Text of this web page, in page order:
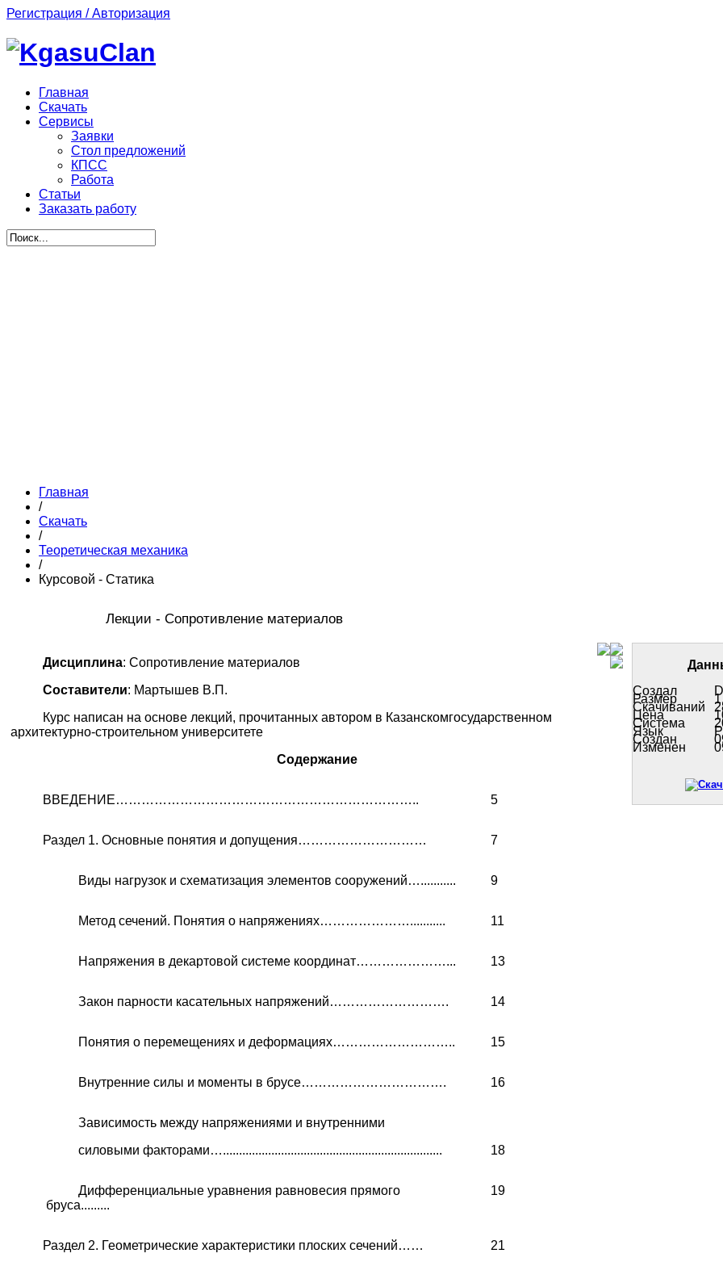
Регистрация / Авторизация
Главная
Скачать
Сервисы
Заявки
Стол предложений
КПСС
Работа
Статьи
Заказать работу
Главная
/
Скачать
/
Теоретическая механика
/
Курсовой - Статика
Лекции - Сопротивление материалов
Дисциплина: Сопротивление материалов
Составители: Мартышев В.П.
Курс написан на основе лекций, прочитанных автором в Казанскомгосударственном
архитектурно-строительном университете
Содержание
ВВЕДЕНИЕ…………………………………………………………….. 5
Раздел 1. Основные понятия и допущения………………………… 7
Виды нагрузок и схематизация элементов сооружений…........... 9
Метод сечений. Понятия о напряжениях…………………........... 11
Напряжения в декартовой системе координат…………………... 13
Закон парности касательных напряжений………………………. 14
Понятия о перемещениях и деформациях……………………….. 15
Внутренние силы и моменты в брусе……………………………. 16
Зависимость между напряжениями и внутренними
силовыми факторами…....................................................................
18
Дифференциальные уравнения равновесия прямого
бруса.........
19
Раздел 2. Геометрические характеристики плоских сечений…… 21
Создал
Размер
Скачиваний
Цена
Система
Язык
Создан
Изменен